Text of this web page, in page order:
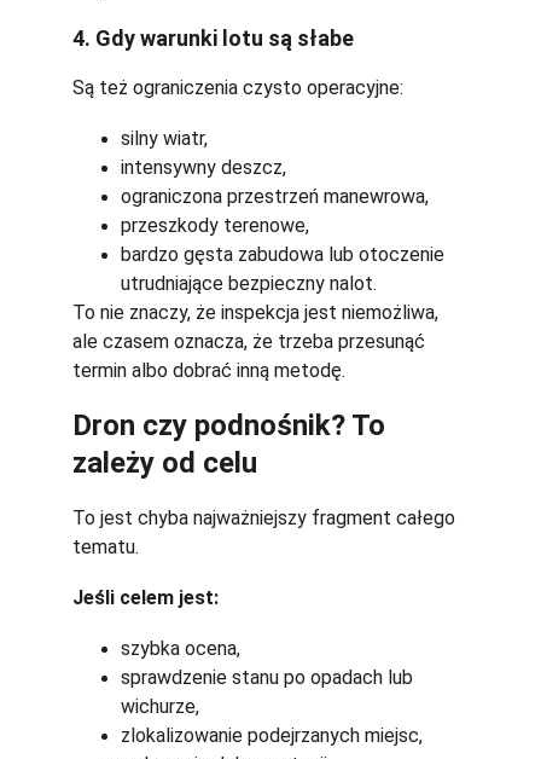
4. Gdy warunki lotu są słabe
Są też ograniczenia czysto operacyjne:
silny wiatr,
intensywny deszcz,
ograniczona przestrzeń manewrowa,
przeszkody terenowe,
bardzo gęsta zabudowa lub otoczenie
utrudniające bezpieczny nalot.
To nie znaczy, że inspekcja jest niemożliwa,
ale czasem oznacza, że trzeba przesunąć
termin albo dobrać inną metodę.
Dron czy podnośnik? To
zależy od celu
To jest chyba najważniejszy fragment całego
tematu.
Jeśli celem jest:
szybka ocena,
sprawdzenie stanu po opadach lub
wichurze,
zlokalizowanie podejrzanych miejsc,